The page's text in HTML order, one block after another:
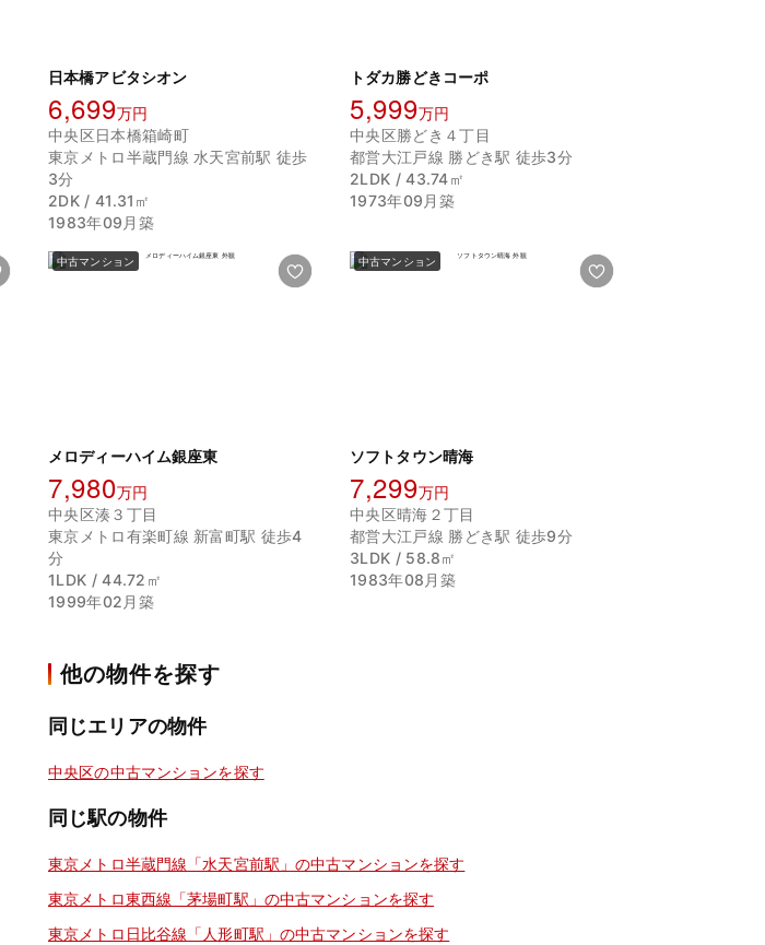
日本橋アビタシオン
6,699万円
中央区日本橋箱崎町
東京メトロ半蔵門線 水天宮前駅 徒歩
3分
2DK / 41.31㎡
1983年09月築
トダカ勝どきコーポ
5,999万円
中央区勝どき４丁目
都営大江戸線 勝どき駅 徒歩3分
2LDK / 43.74㎡
1973年09月築
中古マンション
メロディーハイム銀座東
7,980万円
中央区湊３丁目
東京メトロ有楽町線 新富町駅 徒歩4
分
1LDK / 44.72㎡
1999年02月築
中古マンション
ソフトタウン晴海
7,299万円
中央区晴海２丁目
都営大江戸線 勝どき駅 徒歩9分
3LDK / 58.8㎡
1983年08月築
他の物件を探す
同じエリアの物件
中央区の中古マンションを探す
同じ駅の物件
東京メトロ半蔵門線「水天宮前駅」の中古マンションを探す
東京メトロ東西線「茅場町駅」の中古マンションを探す
東京メトロ日比谷線「人形町駅」の中古マンションを探す